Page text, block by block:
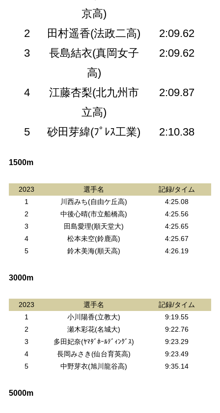
京高)
2 田村遥香(法政二高)
2:09.62
3
長島結衣(真岡女子
高)
2:09.62
4
江藤杏梨(北九州市
立高)
2:09.87
5 砂田芽緯(ﾌﾟﾚｽ工業) 2:10.38
1500m
2023 選手名
記録/タイム
1
川西みち(自由ケ丘高)
4:25.08
2
中後心晴(市立船橋高)
4:25.56
3
田島愛理(順天堂大)
4:25.65
4
松本未空(鈴鹿高)
4:25.67
5
鈴木美海(順天高) 4:26.19
3000m
2023 選手名
記録/タイム
1
小川陽香(立教大)
9:19.55
2
瀬木彩花(名城大)
9:22.76
3
多田妃奈(ﾔﾏﾀﾞﾎｰﾙﾃﾞｨﾝｸﾞｽ)
9:23.29
4
長岡みさき(仙台育英高)
9:23.49
5
中野芽衣(旭川龍谷高) 9:35.14
5000m